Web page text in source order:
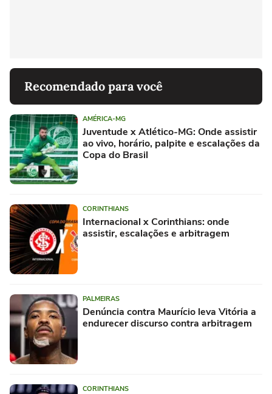
Recomendado para você
AMÉRICA-MG
Juventude x Atlético-MG: Onde assistir
ao vivo, horário, palpite e escalações da
Copa do Brasil
CORINTHIANS
Internacional x Corinthians: onde
assistir, escalações e arbitragem
PALMEIRAS
Denúncia contra Maurício leva Vitória a
endurecer discurso contra arbitragem
CORINTHIANS